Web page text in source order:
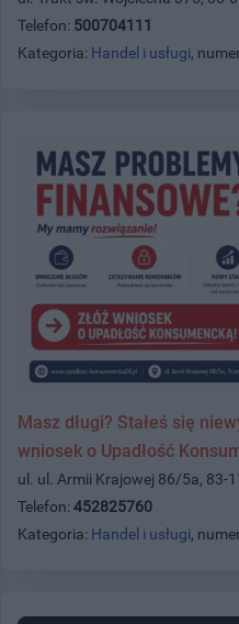
Telefon: 500704111
Kategoria: Handel i usługi,
Masz długi? Stałeś się
wniosek o Upadłość
ul. ul. Armii Krajowej 86/5a, 83-
Telefon: 452825760
Kategoria: Handel i usługi,